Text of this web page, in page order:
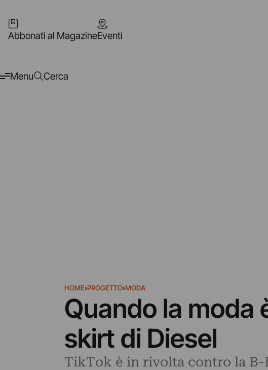
Abbonati al MagazineEventi
Menu Cerca
HOME›PROGETTO›MODA
Quando la moda
skirt di Diesel
TikTok è in rivolta contro la